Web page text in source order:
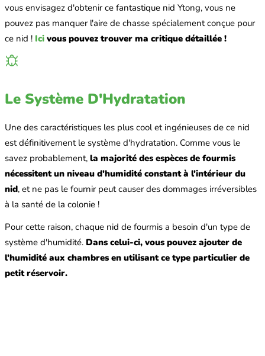
vous envisagez d'obtenir ce fantastique nid Ytong, vous ne
pouvez pas manquer l'aire de chasse spécialement conçue pour
ce nid ! Ici vous pouvez trouver ma critique détaillée !
Le Système D'Hydratation
Une des caractéristiques les plus cool et ingénieuses de ce nid
est définitivement le système d'hydratation. Comme vous le
savez probablement, la majorité des espèces de fourmis
nécessitent un niveau d'humidité constant à l'intérieur du
nid, et ne pas le fournir peut causer des dommages irréversibles
à la santé de la colonie !
Pour cette raison, chaque nid de fourmis a besoin d'un type de
système d'humidité. Dans celui-ci, vous pouvez ajouter de
l'humidité aux chambres en utilisant ce type particulier de
petit réservoir.